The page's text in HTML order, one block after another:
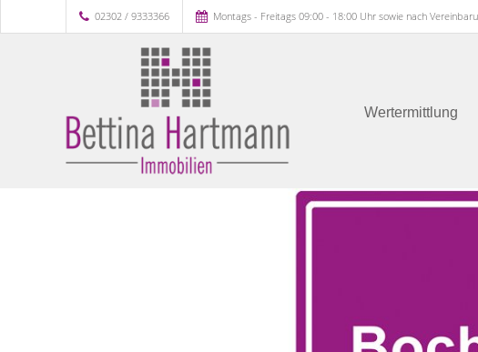
02302 / 9333366 Montags - Freitags 09:00 - 18:00 Uhr sowie nach
Wertermittlung